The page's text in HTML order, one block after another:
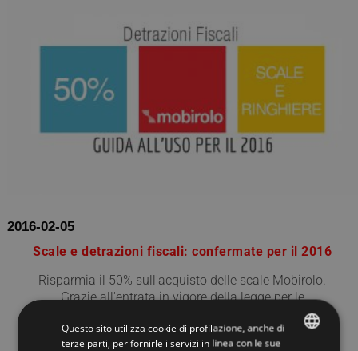
2016-02-05
Scale e detrazioni fiscali: confermate per il 2016
Risparmia il 50% sull'acquisto delle scale Mobirolo.
Grazie all'entrata in vigore della legge per le
ristrutturazioni edilizie (Decreto Sviluppo dl. 22 Giugno
2012, n.83), riconfermata per tu...
Questo sito utilizza cookie di profilazione, anche di
terze parti, per fornirle i servizi in linea con le sue